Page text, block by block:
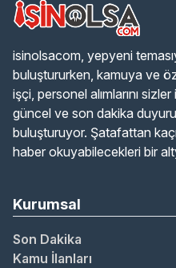
isinolsacom, yepyeni
buluştururken, kamuya ve
işçi, personel alımlarını
güncel ve son dakika
buluşturuyor. Şatafattan
haber okuyabilecekleri bir
Kurumsal
Son Dakika
Kamu İlanları